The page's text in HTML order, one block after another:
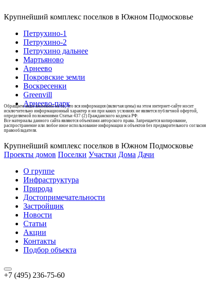
Крупнейший комплекс поселков в Южном Подмосковье
Петрухино-1
Петрухино-2
Петрухино дальнее
Мартьяново
Арнеево
Покровские земли
Воскресенки
Greenvill
Арнеево-парк
Обращаем ваше внимание на то, что вся информация (включая цены) на этом интернет-сайте носит
исключительно информационный характер и ни при каких условиях не является публичной офертой,
определяемой положениями Статьи 437 (2) Гражданского кодекса РФ.
Все материалы данного сайта являются объектами авторского права. Запрещается копирование,
распространение или любое иное использование информации и объектов без предварительного согласия
правообладателя.
Крупнейший комплекс поселков в Южном Подмосковье
Проекты домов Поселки Участки Дома Дачи
О группе
Инфраструктура
Природа
Достопримечательности
Застройщик
Новости
Статьи
Акции
Контакты
Подбор объекта
+7 (495) 236-75-60